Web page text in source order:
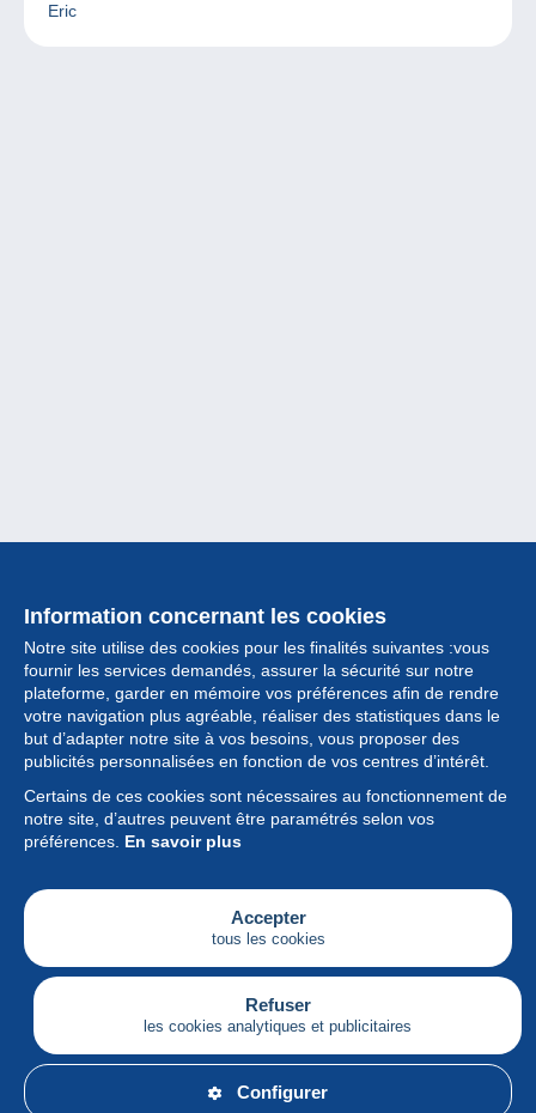
Eric
Information concernant les cookies
Notre site utilise des cookies pour les finalités suivantes :vous
fournir les services demandés, assurer la sécurité sur notre
plateforme, garder en mémoire vos préférences afin de rendre
votre navigation plus agréable, réaliser des statistiques dans le
but d’adapter notre site à vos besoins, vous proposer des
publicités personnalisées en fonction de vos centres d’intérêt.
Certains de ces cookies sont nécessaires au fonctionnement de
notre site, d’autres peuvent être paramétrés selon vos
préférences. En savoir plus
Accepter
tous les cookies
Refuser
les cookies analytiques et publicitaires
Configurer
Collection
Actualités
Fonctionnalités
Société
Services
Articles
Français